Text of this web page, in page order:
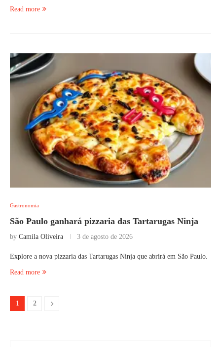
Read more
Gastronomia
São Paulo ganhará pizzaria das Tartarugas Ninja
by Camila Oliveira 3 de agosto de 2026
Explore a nova pizzaria das Tartarugas Ninja que abrirá em São Paulo.
Read more
1 2